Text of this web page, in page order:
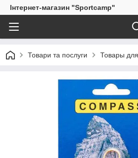
Інтернет-магазин "Sportcamp"
Товари та послуги Товары